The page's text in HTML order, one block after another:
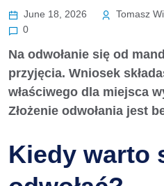
June 18, 2026 Tomasz
0
Na odwołanie się od
przyjęcia. Wniosek
właściwego dla miejsca
Złożenie odwołania jest
Kiedy warto